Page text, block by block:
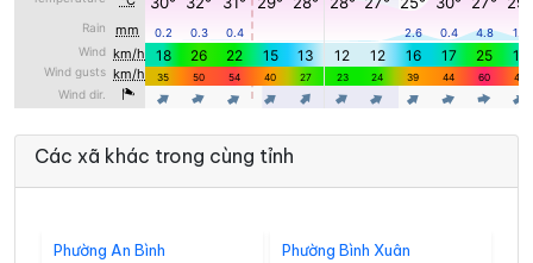
Các xã khác trong cùng tỉnh
Phường An Bình Phường Bình Xuân